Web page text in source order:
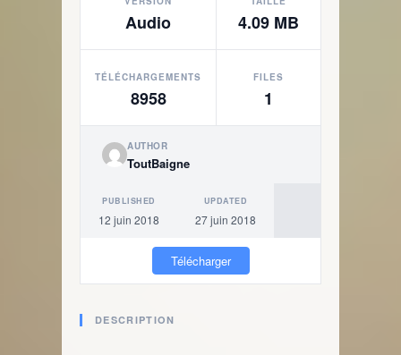
Audio 4.09 MB
TÉLÉCHARGEMENTS
8958
FILES
1
AUTHOR
ToutBaigne
PUBLISHED
12 juin 2018
UPDATED
27 juin 2018
Télécharger
DESCRIPTION